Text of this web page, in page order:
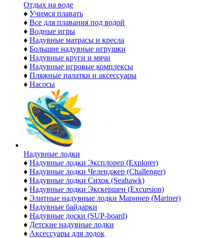
Отдых на воде
♦ Учимся плавать
♦ Все для плавания под водой
♦ Водные игры
♦ Надувные матрасы и кресла
♦ Большие надувные игрушки
♦ Надувные круги и мячи
♦ Надувные игровые комплексы
♦ Пляжные палатки и аксессуары
♦ Насосы
Надувные лодки
♦ Надувные лодки Эксплорер (Explorer)
♦ Надувные лодки Челенджер (Challenger)
♦ Надувные лодки Сихок (Seahawk)
♦ Надувные лодки Экскершен (Excursion)
♦ Элитные надувные лодки Маринер (Mariner)
♦ Надувные байдарки
♦ Надувные доски (SUP-board)
♦ Детские надувные лодки
♦ Аксессуары для лодок